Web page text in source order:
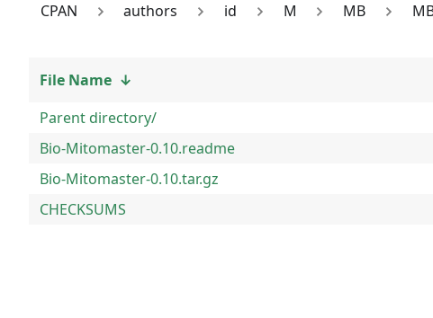
CPAN authors id M MB
File Name ↓
Parent directory/
Bio-Mitomaster-0.10.readme
Bio-Mitomaster-0.10.tar.gz
CHECKSUMS